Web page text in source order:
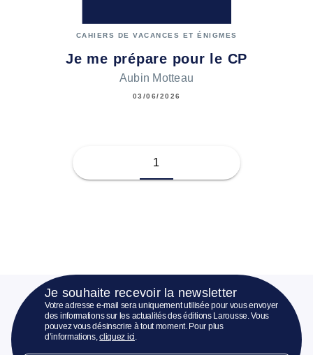
CAHIERS DE VACANCES ET ÉNIGMES
Je me prépare pour le CP
Aubin Motteau
03/06/2026
1
Je souhaite recevoir la newsletter
Votre adresse e-mail sera uniquement utilisée pour vous envoyer
des informations sur les actualités des éditions Larousse. Vous
pouvez vous désinscrire à tout moment. Pour plus
d’informations,cliquez ici.